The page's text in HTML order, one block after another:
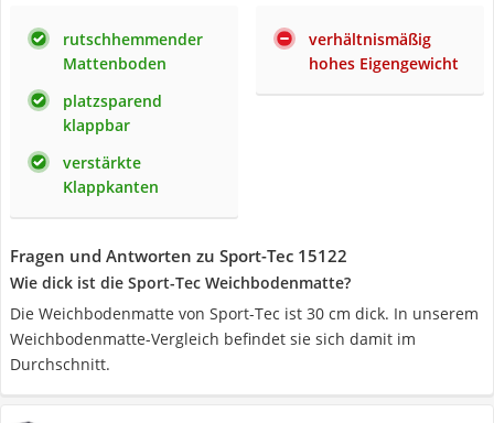
rutschhemmender
Mattenboden
platzsparend
klappbar
verstärkte
Klappkanten
verhältnismäßig
hohes Eigengewicht
Fragen und Antworten zu Sport-Tec 15122
Wie dick ist die Sport-Tec Weichbodenmatte?
Die Weichbodenmatte von Sport-Tec ist 30 cm dick. In unserem
Weichbodenmatte-Vergleich befindet sie sich damit im
Durchschnitt.